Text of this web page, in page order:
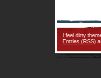
I feel dirty
Entries (RSS)